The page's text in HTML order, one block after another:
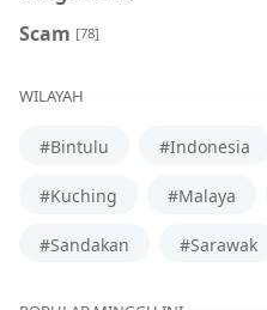
Scam [78]
WILAYAH
#Bintulu #Indonesia
#Kuching #Malaya
#Sandakan #Sarawak